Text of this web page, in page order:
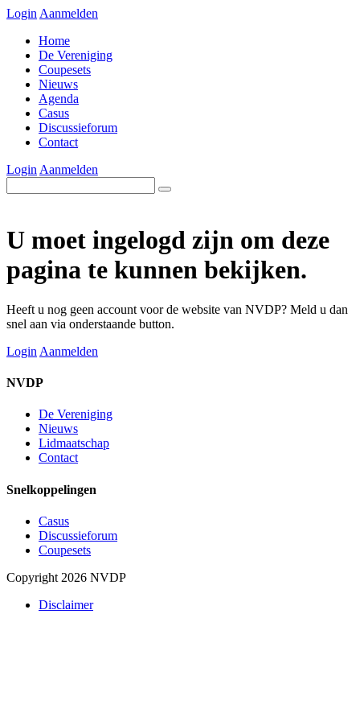
Login Aanmelden
Home
De Vereniging
Coupesets
Nieuws
Agenda
Casus
Discussieforum
Contact
Login Aanmelden
U moet ingelogd zijn om deze
pagina te kunnen bekijken.
Heeft u nog geen account voor de website van NVDP? Meld u dan
snel aan via onderstaande button.
Login Aanmelden
NVDP
De Vereniging
Nieuws
Lidmaatschap
Contact
Snelkoppelingen
Casus
Discussieforum
Coupesets
Copyright 2026 NVDP
Disclaimer